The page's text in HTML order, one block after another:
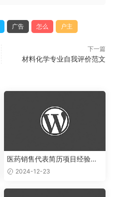
广告 怎么 户主
下一篇
材料化学专业自我评价范文
医药销售代表简历项目经验怎
么写2024-12-23